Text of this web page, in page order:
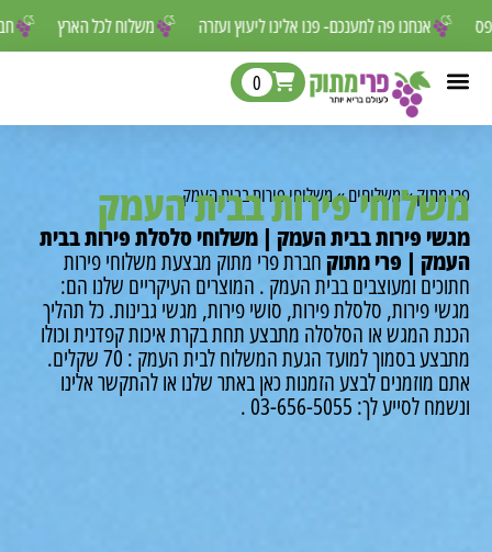
משלוח לכל הארץ אנחנו פה למענכם- פנו אלינו ליעוץ ועזרה לפספס
0
»משלוחים»משלוחי פירות בבית העמק
פירות בבית העמק
פירות בבית העמק | משלוחי סלסלת פירות בבית
| פרי מתוק חברת פרי מתוק מבצעת משלוחי פירות
ומעוצבים בבית העמק .המוצרים העיקריים שלנו הם:
פירות, סלסלת פירות, סושי פירות, מגשי גבינות.כל תהליך
המגש או הסלסלה מתבצע תחת בקרת איכות קפדנית וכולו
בסמוך למועד הגעת המשלוח לביתהעמק : 70 שקלים.
מוזמנים לבצע הזמנות כאן באתר שלנו או להתקשר אלינו
לך: 03-656-5055 .